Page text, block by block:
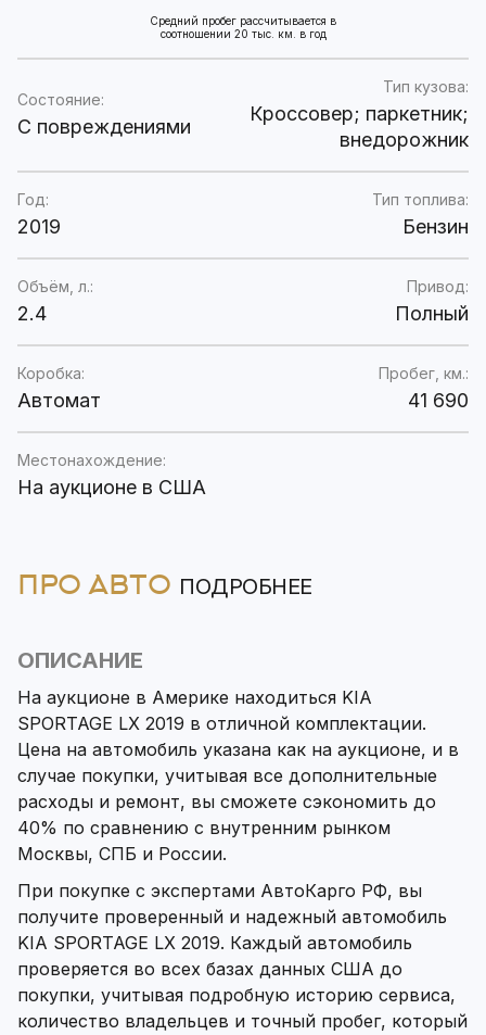
Средний пробег рассчитывается в
соотношении 20 тыс. км. в год
Состояние:
C повреждениями
Тип кузова:
Кроссовер; паркетник;
внедорожник
Год:
2019
Тип топлива:
Бензин
Объём, л.:
2.4
Привод:
Полный
Коробка:
Автомат
Пробег, км.:
41 690
Местонахождение:
На аукционе в США
ПРО АВТО ПОДРОБНЕЕ
ОПИСАНИЕ
На аукционе в Америке находиться KIA
SPORTAGE LX 2019 в отличной комплектации.
Цена на автомобиль указана как на аукционе, и в
случае покупки, учитывая все дополнительные
расходы и ремонт, вы сможете сэкономить до
40% по сравнению с внутренним рынком
Москвы, СПБ и России.
При покупке с экспертами АвтоКарго РФ, вы
получите проверенный и надежный автомобиль
KIA SPORTAGE LX 2019. Каждый автомобиль
проверяется во всех базах данных США до
покупки, учитывая подробную историю сервиса,
количество владельцев и точный пробег, который